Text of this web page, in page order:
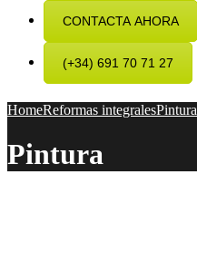
CONTACTA AHORA
(+34) 691 70 71 27
HomeReformas integralesPintura
Pintura